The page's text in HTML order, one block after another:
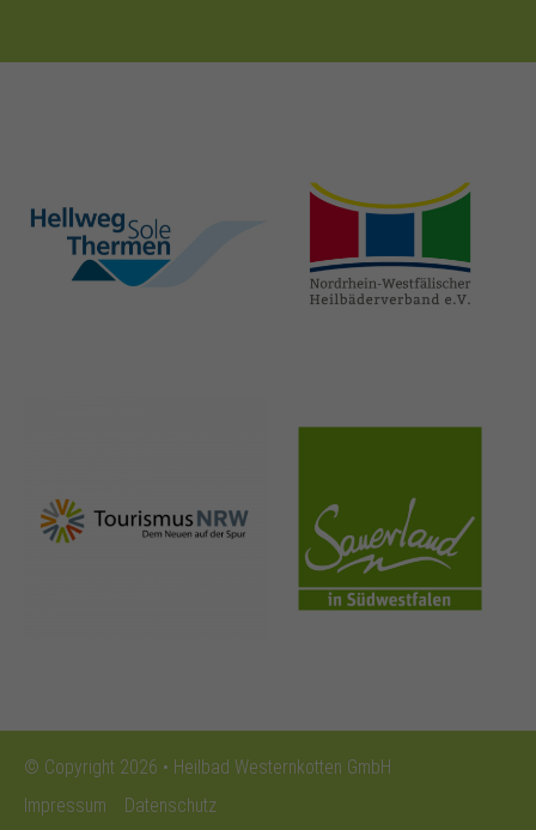
hellweg-sole-
thermen.de
heilbaeder.de
nrw-
tourismus.de
sauerland.co
m
© Copyright 2026 • Heilbad Westernkotten GmbH
Impressum
Datenschutz